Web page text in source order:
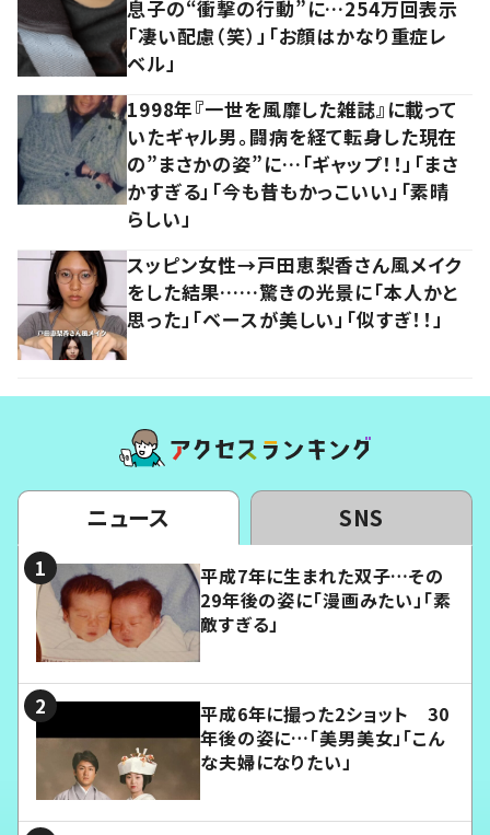
息子の“衝撃の行動”に…254万回表示
「凄い配慮（笑）」「お顔はかなり重症レ
ベル」
1998年『一世を風靡した雑誌』に載って
いたギャル男。闘病を経て転身した現在
の”まさかの姿”に…「ギャップ！！」「まさ
かすぎる」「今も昔もかっこいい」「素晴
らしい」
スッピン女性→戸田恵梨香さん風メイク
をした結果……驚きの光景に「本人かと
思った」「ベースが美しい」「似すぎ！！」
ニュース SNS
平成7年に生まれた双子…その
29年後の姿に「漫画みたい」「素
敵すぎる」
平成6年に撮った2ショット 30
年後の姿に…「美男美女」「こん
な夫婦になりたい」